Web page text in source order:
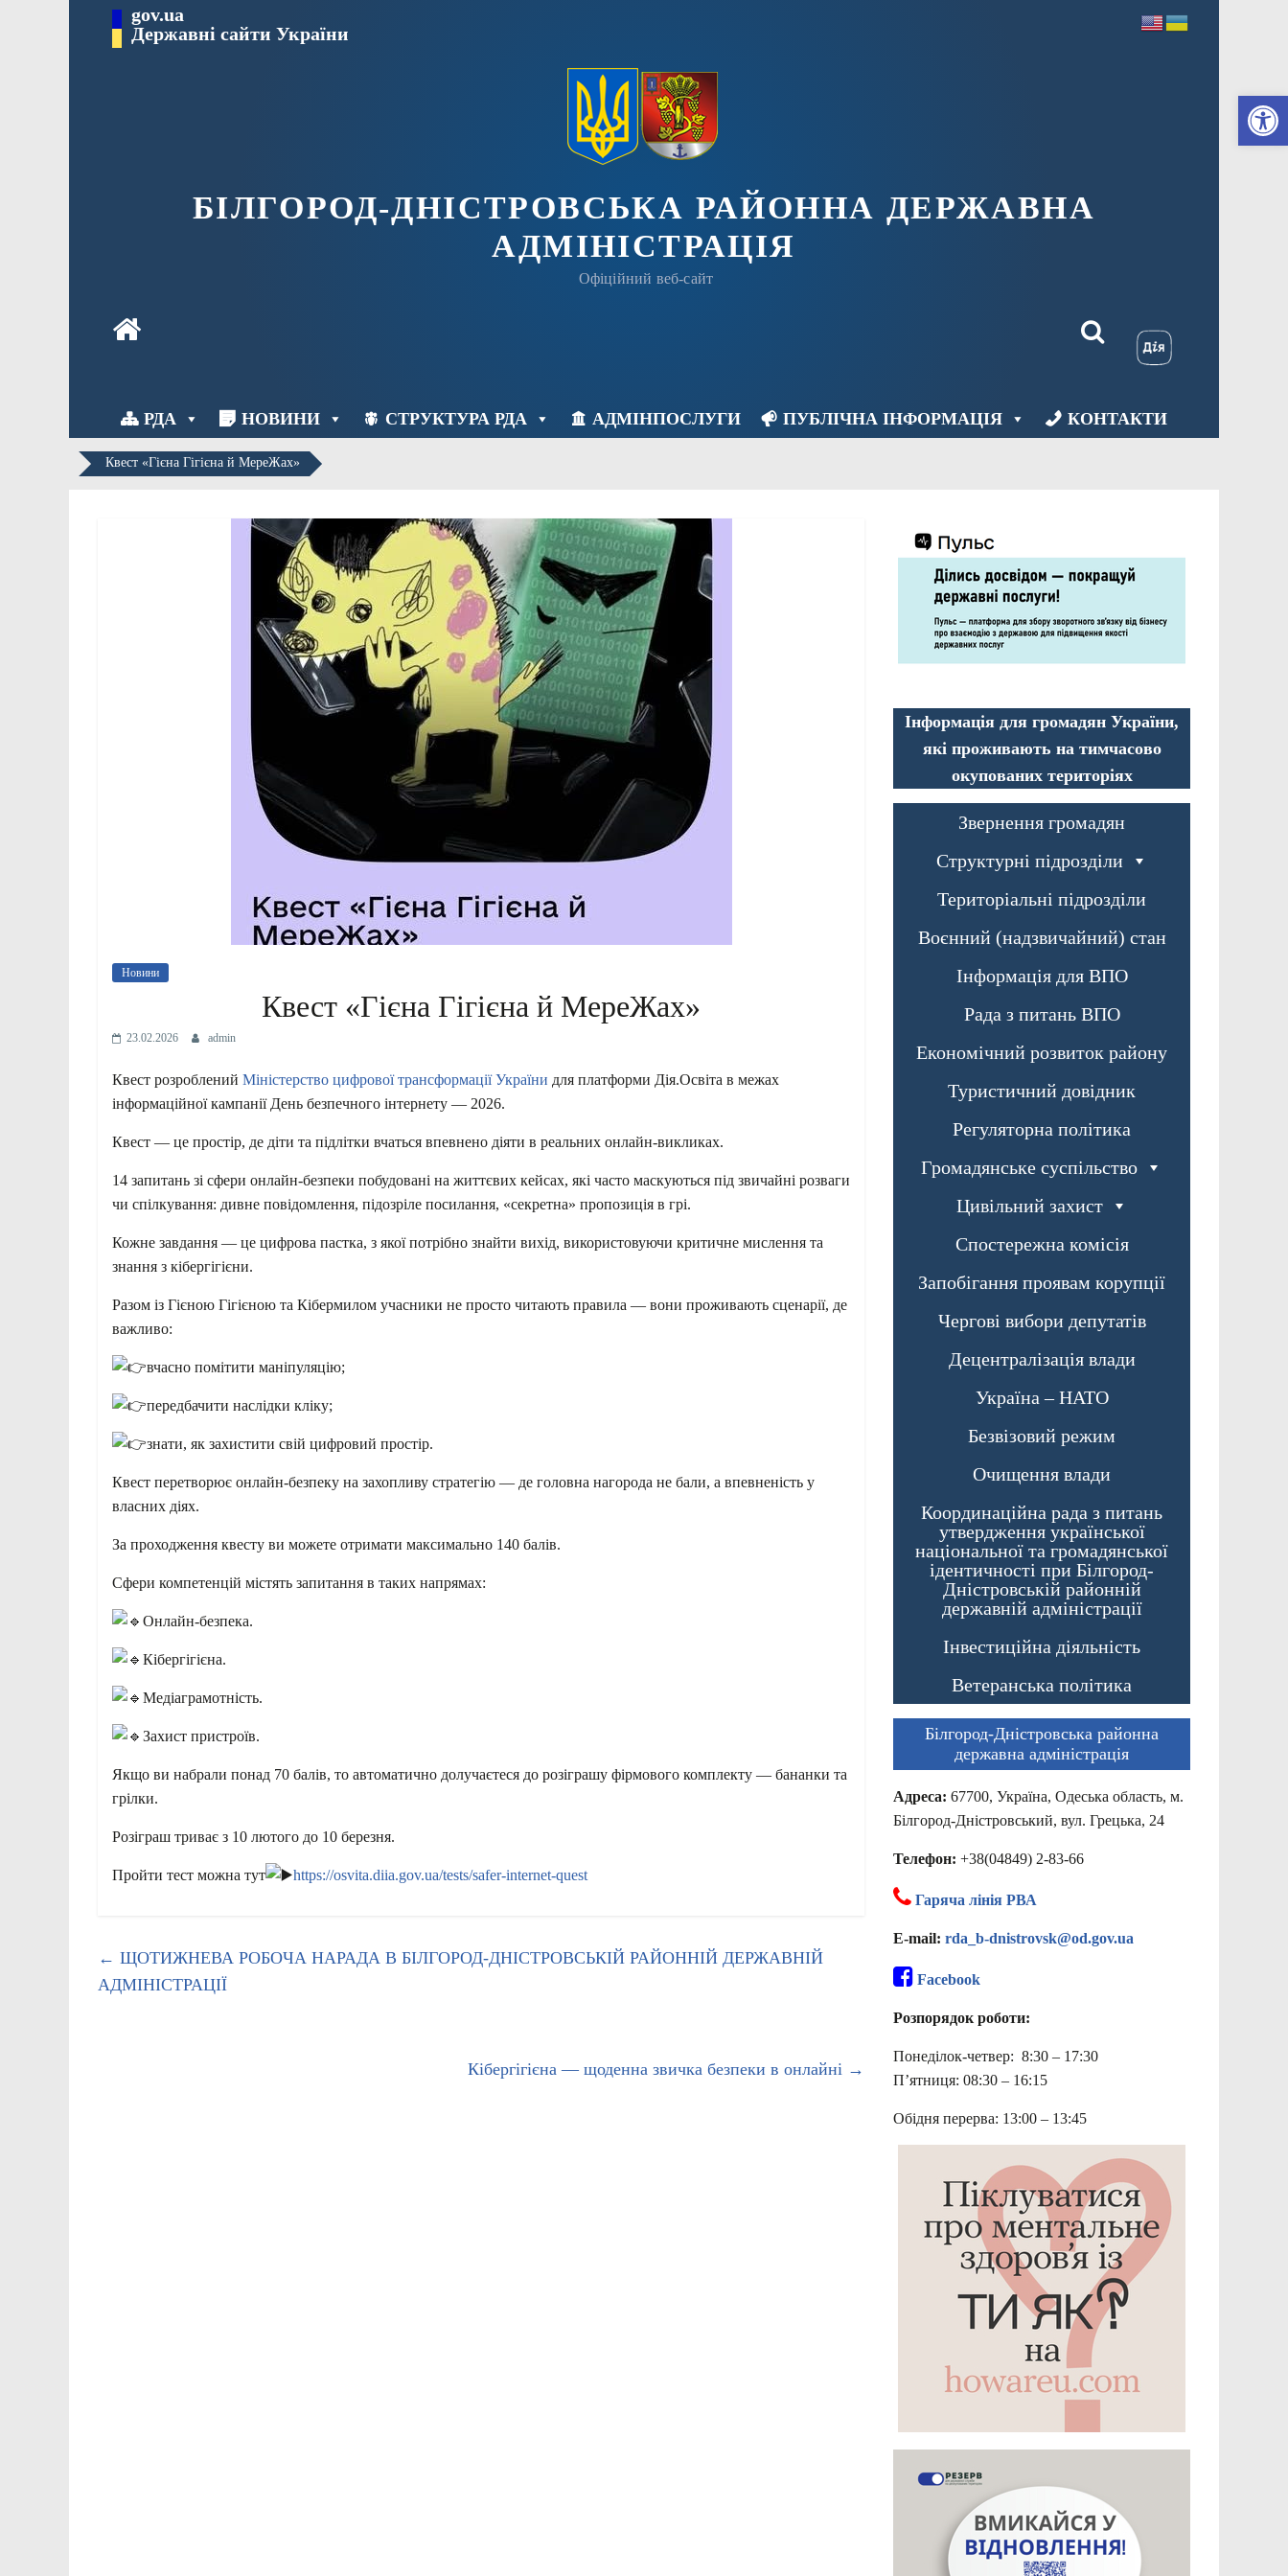
gov.ua
Державні сайти України
БІЛГОРОД-ДНІСТРОВСЬКА РАЙОННА ДЕРЖАВНА
АДМІНІСТРАЦІЯ
Офіційний веб-сайт
РДА НОВИНИ СТРУКТУРА РДА АДМІНПОСЛУГИ ПУБЛІЧНА ІНФОРМАЦІЯ КОНТАКТИ
Квест «Гієна Гігієна й МереЖах»
Новини
Квест «Гієна Гігієна й МереЖах»
23.02.2026 admin
Квест розроблений Міністерство цифрової трансформації України для платформи Дія.Освіта в межах
інформаційної кампанії День безпечного інтернету — 2026.
Квест — це простір, де діти та підлітки вчаться впевнено діяти в реальних онлайн-викликах.
14 запитань зі сфери онлайн-безпеки побудовані на життєвих кейсах, які часто маскуються під звичайні розваги
чи спілкування: дивне повідомлення, підозріле посилання, «секретна» пропозиція в грі.
Кожне завдання — це цифрова пастка, з якої потрібно знайти вихід, використовуючи критичне мислення та
знання з кібергігієни.
Разом із Гієною Гігієною та Кібермилом учасники не просто читають правила — вони проживають сценарії, де
важливо:
вчасно помітити маніпуляцію;
передбачити наслідки кліку;
знати, як захистити свій цифровий простір.
Квест перетворює онлайн-безпеку на захопливу стратегію — де головна нагорода не бали, а впевненість у
власних діях.
За проходження квесту ви можете отримати максимально 140 балів.
Сфери компетенцій містять запитання в таких напрямах:
Онлайн-безпека.
Кібергігієна.
Медіаграмотність.
Захист пристроїв.
Якщо ви набрали понад 70 балів, то автоматично долучаєтеся до розіграшу фірмового комплекту — бананки та
грілки.
Розіграш триває з 10 лютого до 10 березня.
Пройти тест можна тут https://osvita.diia.gov.ua/tests/safer-internet-quest
← ЩОТИЖНЕВА РОБОЧА НАРАДА В БІЛГОРОД-ДНІСТРОВСЬКІЙ РАЙОННІЙ ДЕРЖАВНІЙ
АДМІНІСТРАЦІЇ
Кібергігієна — щоденна звичка безпеки в онлайні →
Інформація для громадян України,
які проживають на тимчасово
окупованих територіях
Звернення громадян
Структурні підрозділи
Територіальні підрозділи
Воєнний (надзвичайний) стан
Інформація для ВПО
Рада з питань ВПО
Економічний розвиток району
Туристичний довідник
Регуляторна політика
Громадянське суспільство
Цивільний захист
Спостережна комісія
Запобігання проявам корупції
Чергові вибори депутатів
Децентралізація влади
Україна – НАТО
Безвізовий режим
Очищення влади
Координаційна рада з питань
утвердження української
національної та громадянської
ідентичності при Білгород-
Дністровській районній
державній адміністрації
Інвестиційна діяльність
Ветеранська політика
Білгород-Дністровська районна
державна адміністрація
Адреса: 67700, Україна, Одеська область, м.
Білгород-Дністровський, вул. Грецька, 24
Телефон: +38(04849) 2-83-66
Гаряча лінія РВА
E-mail: rda_b-dnistrovsk@od.gov.ua
Facebook
Розпорядок роботи:
Понеділок-четвер: 8:30 – 17:30
П’ятниця: 08:30 – 16:15
Обідня перерва: 13:00 – 13:45